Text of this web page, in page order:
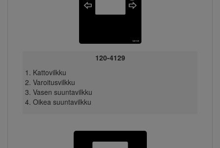
120-4129
Kattovilkku
Varoitusvilkku
Vasen suuntavilkku
Oikea suuntavilkku